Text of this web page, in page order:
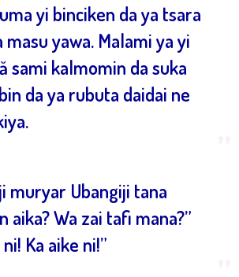
yi binciken da ya tsara
yawa. Malami ya yi
sami kalmomin da suka
da ya rubuta daidai ne
muryar Ubangiji tana
aika? Wa zai tafi mana?”
Ka aike ni!”